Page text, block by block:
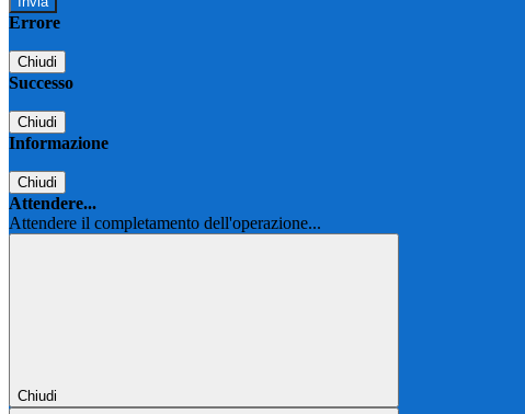
Errore
Chiudi
Successo
Chiudi
Informazione
Chiudi
Attendere...
Attendere il completamento dell'operazione...
Chiudi